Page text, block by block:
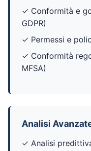
✓ Conformità e
GDPR)
✓ Permessi e
✓ Conformità
MFSA)
Analisi
✓ Analisi